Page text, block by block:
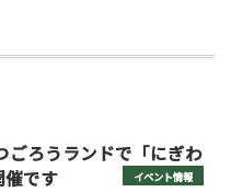
ごろうランドで「にぎわ
催です
イベント情報